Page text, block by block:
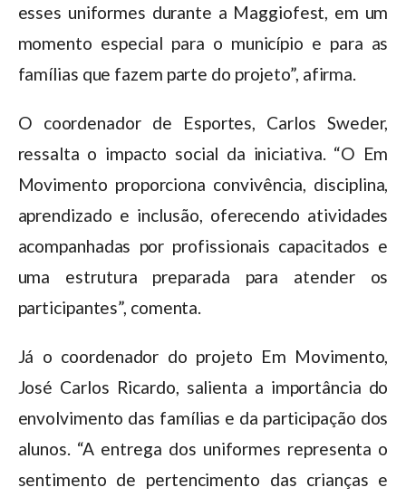
esses uniformes durante a Maggiofest, em um
momento especial para o município e para as
famílias que fazem parte do projeto”, afirma.
O coordenador de Esportes, Carlos Sweder,
ressalta o impacto social da iniciativa. “O Em
Movimento proporciona convivência, disciplina,
aprendizado e inclusão, oferecendo atividades
acompanhadas por profissionais capacitados e
uma estrutura preparada para atender os
participantes”, comenta.
Já o coordenador do projeto Em Movimento,
José Carlos Ricardo, salienta a importância do
envolvimento das famílias e da participação dos
alunos. “A entrega dos uniformes representa o
sentimento de pertencimento das crianças e